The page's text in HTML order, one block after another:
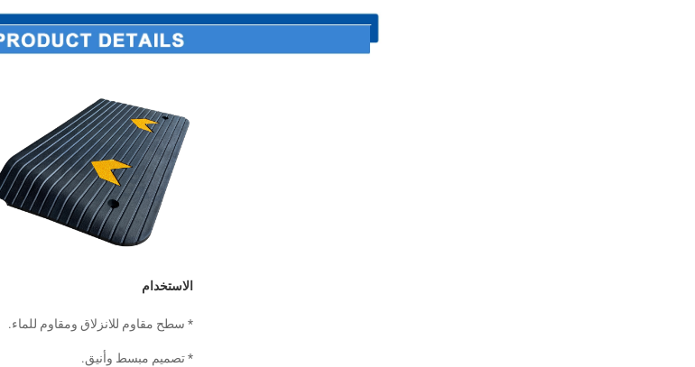
الاستخدام
* سطح مقاوم للانزلاق ومقاوم للماء.
* تصميم مبسط وأنيق.